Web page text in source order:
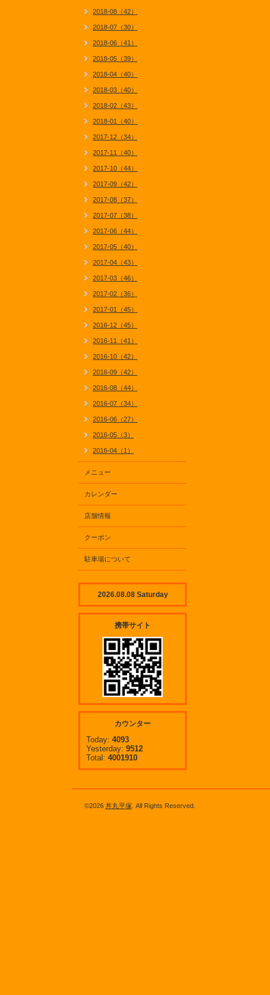
2018-08（42）
2018-07（30）
2018-06（41）
2018-05（39）
2018-04（40）
2018-03（40）
2018-02（43）
2018-01（40）
2017-12（34）
2017-11（40）
2017-10（44）
2017-09（42）
2017-08（37）
2017-07（38）
2017-06（44）
2017-05（40）
2017-04（43）
2017-03（46）
2017-02（36）
2017-01（45）
2016-12（45）
2016-11（41）
2016-10（42）
2016-09（42）
2016-08（44）
2016-07（34）
2016-06（27）
2016-05（3）
2016-04（1）
メニュー
カレンダー
店舗情報
クーポン
駐車場について
2026.08.08 Saturday
携帯サイト
カウンター
Today: 4093
Yesterday: 9512
Total: 4001910
©2026 丼丸平塚 . All Rights Reserved.